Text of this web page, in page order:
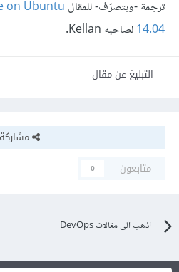
ترجمة -وبتصرّف- للمقال on Ubuntu
14.04
التبليغ عن مقال
مشاركة
متابعون
0
اذهب الى مقالات DevOps